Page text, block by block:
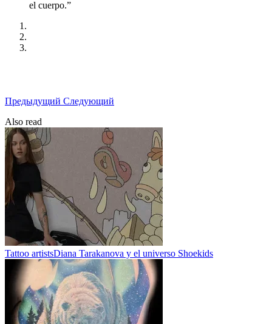
el cuerpo.”
Предыдущий Следующий
Also read
Tattoo artistsDiana Tarakanova y el universo Shoekids